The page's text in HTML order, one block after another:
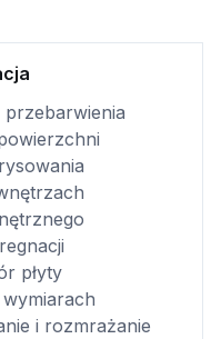
płyty
i rozmrażanie